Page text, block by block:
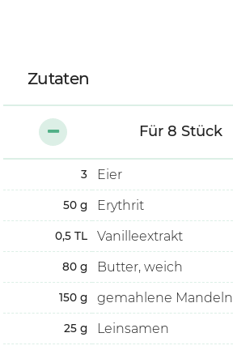
Zutaten
Für8 Stück
3 Eier
50 g Erythrit
0,5 TL Vanilleextrakt
80 g Butter, weich
150 g gemahlene Mandeln
25 g Leinsamen